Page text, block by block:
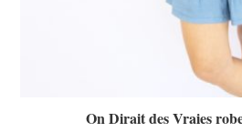
On Dirait des Vraies